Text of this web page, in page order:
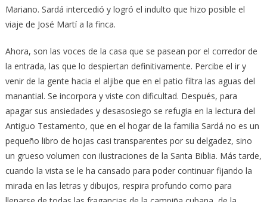
Mariano. Sardá intercedió y logró el indulto que hizo posible el
viaje de José Martí a la finca.
Ahora, son las voces de la casa que se pasean por el corredor de
la entrada, las que lo despiertan definitivamente. Percibe el ir y
venir de la gente hacia el aljibe que en el patio filtra las aguas del
manantial. Se incorpora y viste con dificultad. Después, para
apagar sus ansiedades y desasosiego se refugia en la lectura del
Antiguo Testamento, que en el hogar de la familia Sardá no es un
pequeño libro de hojas casi transparentes por su delgadez, sino
un grueso volumen con ilustraciones de la Santa Biblia. Más tarde,
cuando la vista se le ha cansado para poder continuar fijando la
mirada en las letras y dibujos, respira profundo como para